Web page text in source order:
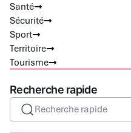
Santé
Sécurité
Sport
Territoire
Tourisme
Recherche rapide
Recherche rapide